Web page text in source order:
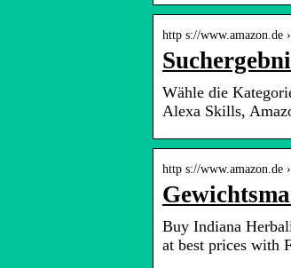
http s://www.amazon.de
Wähle die
Alexa Skills,
http s://www.amazon.de
Buy Indiana
at best prices with